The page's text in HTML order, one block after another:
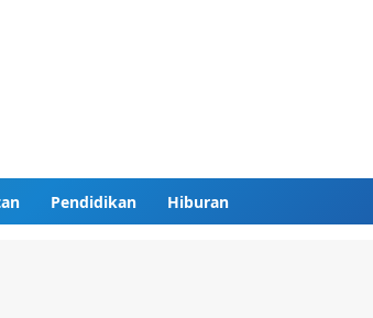
Pendidikan Hiburan